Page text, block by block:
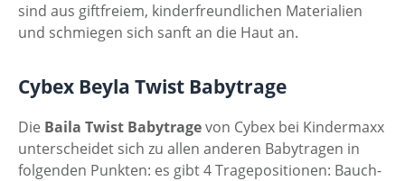
sind aus giftfreiem, kinderfreundlichen Materialien
und schmiegen sich sanft an die Haut an.
Cybex Beyla Twist Babytrage
Die Baila Twist Babytragevon Cybex bei Kindermaxx
unterscheidet sich zu allen anderen Babytragen in
folgenden Punkten: es gibt 4 Tragepositionen: Bauch-